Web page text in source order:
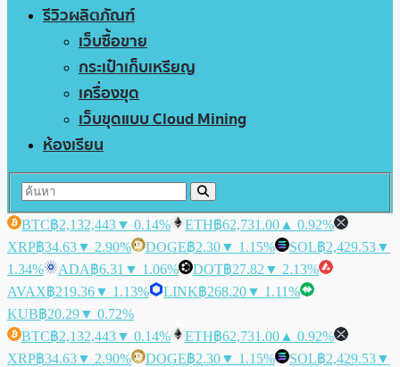
รีวิวผลิตภัณฑ์
เว็บซื้อขาย
กระเป๋าเก็บเหรียญ
เครื่องขุด
เว็บขุดแบบ Cloud Mining
ห้องเรียน
BTC฿2,132,443▼ 0.14% ETH฿62,731.00 ▲ 0.92%
XRP฿34.63▼ 2.90% DOGE฿2.30▼ 1.15% SOL฿2,429.53▼
1.34%
ADA฿6.31 ▼ 1.06% DOT฿27.82 ▼ 2.13%
AVAX฿219.36▼ 1.13% LINK฿268.20▼ 1.11%
KUB฿20.29▼ 0.72%
BTC฿2,132,443▼ 0.14% ETH฿62,731.00 ▲ 0.92%
XRP฿34.63▼ 2.90% DOGE฿2.30▼ 1.15% SOL฿2,429.53▼